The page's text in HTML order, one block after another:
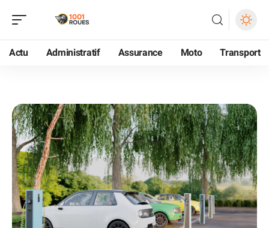
Actu Administratif Assurance Moto Transport